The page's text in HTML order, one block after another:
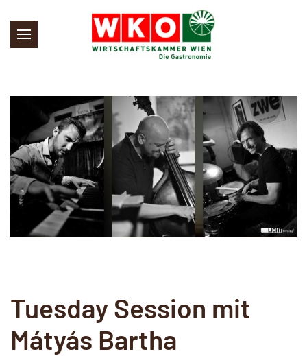
Skip to main content
Tuesday Session mit
Mátyás Bartha